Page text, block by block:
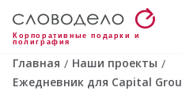
Корпоративные подарки и
полиграфия
Главная / Наши проекты /
Ежедневник для Capital